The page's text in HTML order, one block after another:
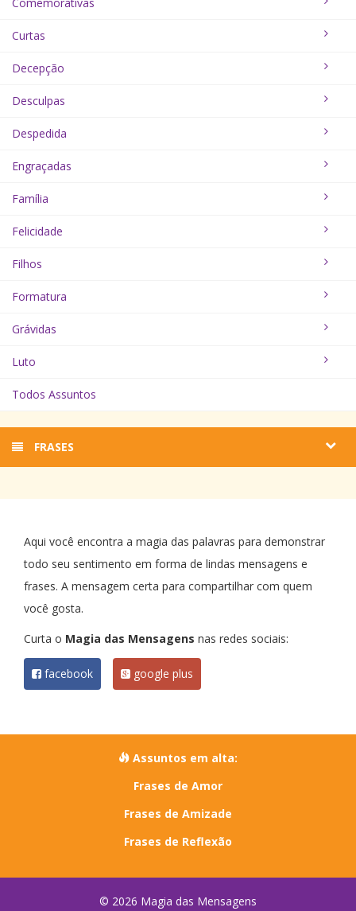
Curtas
Decepção
Desculpas
Despedida
Engraçadas
Família
Felicidade
Filhos
Formatura
Grávidas
Luto
Todos Assuntos
FRASES
Aqui você encontra a magia das palavras para demonstrar
todo seu sentimento em forma de lindas mensagens e
frases. A mensagem certa para compartilhar com quem
você gosta.
Curta o Magia das Mensagens nas redes sociais:
facebook google plus
Assuntos em alta:
Frases de Amor
Frases de Amizade
Frases de Reflexão
© 2026 Magia das Mensagens